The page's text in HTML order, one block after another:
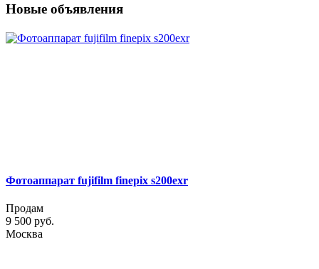
Новые объявления
Фотоаппарат fujifilm finepix s200exr
Продам
9 500 руб.
Москва